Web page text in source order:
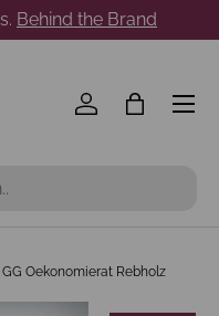
Behind the Brand
Einloggen
Menü
Oekonomierat Rebholz